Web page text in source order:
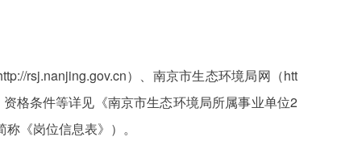
rsj.nanjing.gov.cn）、南京市生态环境局网（htt
格条件等详见《南京市生态环境局所属事业单位2
《岗位信息表》）。